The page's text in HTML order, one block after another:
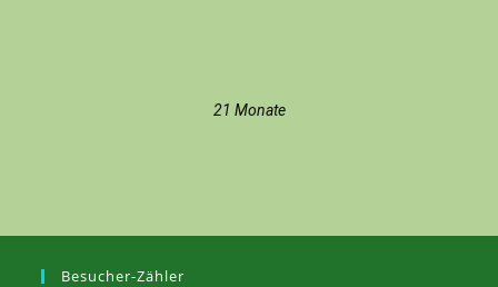
21 Monate
Besucher-Zähler